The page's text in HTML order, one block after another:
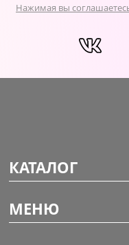
Нажимая вы
КАТАЛОГ
МЕНЮ